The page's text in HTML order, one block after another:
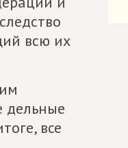
всю их
дельные
все